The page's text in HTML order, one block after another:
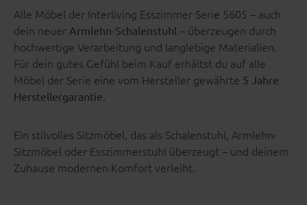
Alle Möbel der Interliving Esszimmer Serie 5605 – auch
dein neuer Armlehn-Schalenstuhl – überzeugen durch
hochwertige Verarbeitung und langlebige Materialien.
Für dein gutes Gefühl beim Kauf erhältst du auf alle
Möbel der Serie eine vom Hersteller gewährte 5 Jahre
Herstellergarantie.
Ein stilvolles Sitzmöbel, das als Schalenstuhl, Armlehn-
Sitzmöbel oder Esszimmerstuhl überzeugt – und deinem
Zuhause modernen Komfort verleiht.